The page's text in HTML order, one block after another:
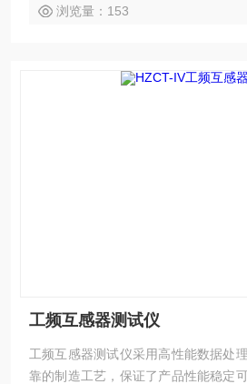
浏览量：153
工频互感器测试仪
工频互感器测试仪采用高性能数据处
靠的制造工艺，保证了产品性能稳定